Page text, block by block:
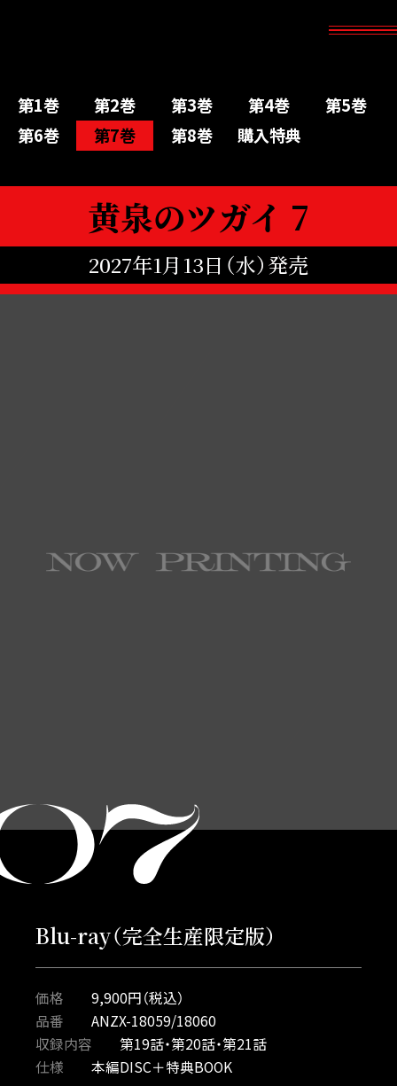
第1巻 第2巻 第3巻 第4巻
第5巻
第6巻
第7巻 第8巻 購入特典
黄泉のツガイ 7
2027年1月13日（水）発売
Blu-ray（完全生産限定版）
価格
9,900円（税込）
品番
ANZX-18059/18060
収録内容
第19話・第20話・第21話
仕様
本編DISC＋特典BOOK